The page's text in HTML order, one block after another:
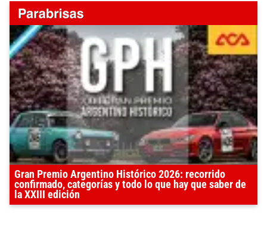
Gran Premio Argentino Histórico 2026: recorrido
confirmado, categorías y todo lo que hay que saber de
la XXIII edición